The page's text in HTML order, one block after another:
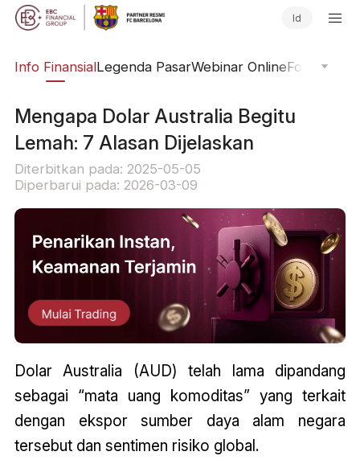
Id
Info FinansialLegenda PasarWebinar OnlineFokus
Mengapa Dolar Australia Begitu
Lemah: 7 Alasan Dijelaskan
Diterbitkan pada: 2025-05-05
Diperbarui pada: 2026-03-09
Dolar Australia (AUD) telah lama dipandang
sebagai “mata uang komoditas” yang terkait
dengan ekspor sumber daya alam negara
tersebut dan sentimen risiko global.